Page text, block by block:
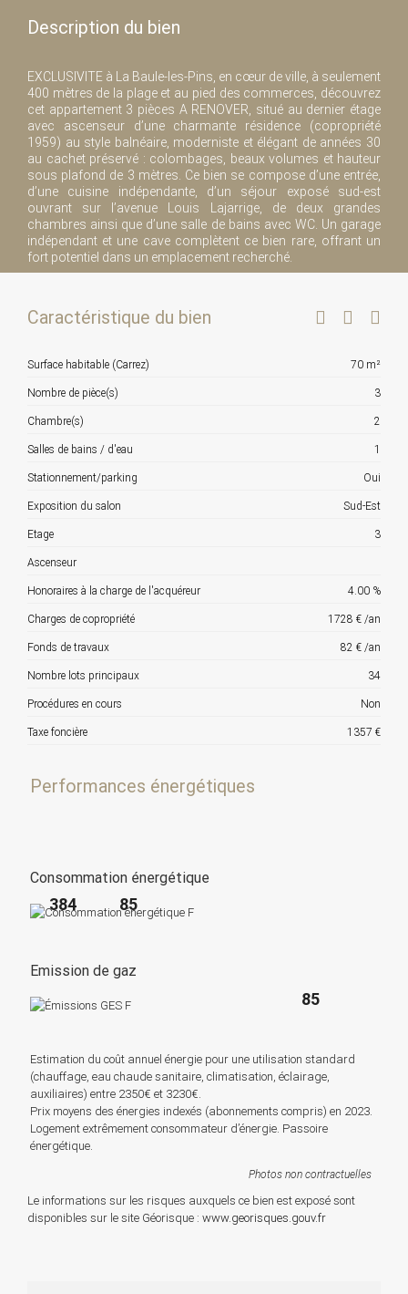
Description du bien
EXCLUSIVITE à La Baule-les-Pins, en cœur de ville, à seulement
400 mètres de la plage et au pied des commerces, découvrez
cet appartement 3 pièces A RENOVER, situé au dernier étage
avec ascenseur d’une charmante résidence (copropriété
1959) au style balnéaire, moderniste et élégant de années 30
au cachet préservé : colombages, beaux volumes et hauteur
sous plafond de 3 mètres. Ce bien se compose d’une entrée,
d’une cuisine indépendante, d’un séjour exposé sud-est
ouvrant sur l’avenue Louis Lajarrige, de deux grandes
chambres ainsi que d’une salle de bains avec WC. Un garage
indépendant et une cave complètent ce bien rare, offrant un
fort potentiel dans un emplacement recherché.
Caractéristique du bien
Surface habitable (Carrez) 70 m²
Nombre de pièce(s) 3
Chambre(s) 2
Salles de bains / d'eau 1
Stationnement/parking Oui
Exposition du salon Sud-Est
Etage 3
Ascenseur
Honoraires à la charge de l'acquéreur 4.00 %
Charges de copropriété 1728 € /an
Fonds de travaux 82 € /an
Nombre lots principaux 34
Procédures en cours Non
Taxe foncière 1357 €
Performances énergétiques
Consommation énergétique
384 85
Emission de gaz
85
Estimation du coût annuel énergie pour une utilisation standard
(chauffage, eau chaude sanitaire, climatisation, éclairage,
auxiliaires) entre 2350€ et 3230€.
Prix moyens des énergies indexés (abonnements compris) en 2023.
Logement extrêmement consommateur d’énergie. Passoire
énergétique.
Photos non contractuelles
Le informations sur les risques auxquels ce bien est exposé sont
disponibles sur le site Géorisque : www.georisques.gouv.fr